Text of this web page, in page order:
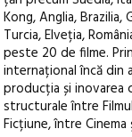
Kong, Anglia, Brazilia,
Turcia, Elveția,
peste 20 de filme.
internațional încă din
producția și inovarea
structurale între
Ficțiune, între